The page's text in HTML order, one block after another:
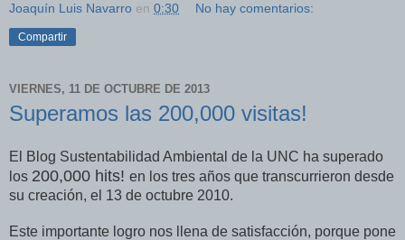
Joaquín Luis Navarro en 0:30 No hay comentarios:
Compartir
VIERNES, 11 DE OCTUBRE DE 2013
Superamos las 200,000 visitas!
El Blog Sustentabilidad Ambiental de la UNC ha superado
los 200,000 hits! en los tres años que transcurrieron desde
su creación, el 13 de octubre 2010.
Este importante logro nos llena de satisfacción, porque pone